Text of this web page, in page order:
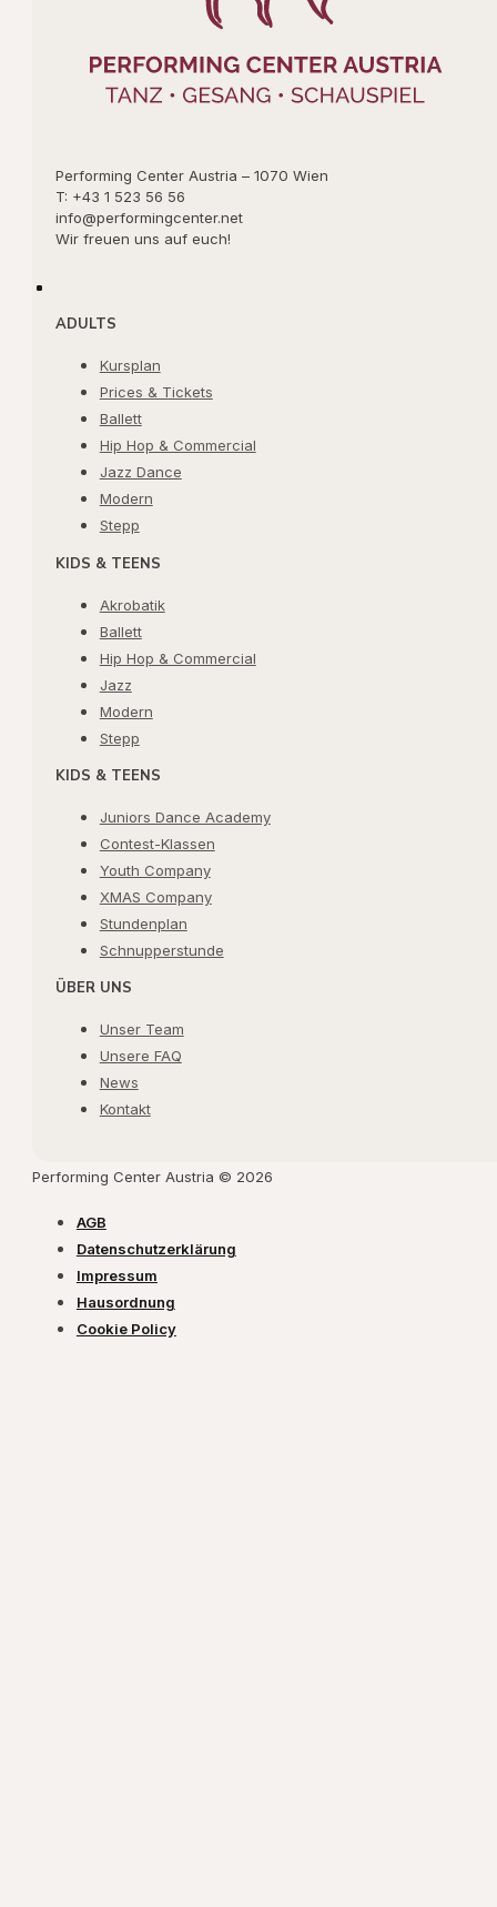
Performing Center Austria – 1070 Wien
T: +43 1 523 56 56
info@performingcenter.net
Wir freuen uns auf euch!
ADULTS
Kursplan
Prices & Tickets
Ballett
Hip Hop & Commercial
Jazz Dance
Modern
Stepp
KIDS & TEENS
Akrobatik
Ballett
Hip Hop & Commercial
Jazz
Modern
Stepp
KIDS & TEENS
Juniors Dance Academy
Contest-Klassen
Youth Company
XMAS Company
Stundenplan
Schnupperstunde
ÜBER UNS
Unser Team
Unsere FAQ
News
Kontakt
Performing Center Austria © 2026
AGB
Datenschutzerklärung
Impressum
Hausordnung
Cookie Policy